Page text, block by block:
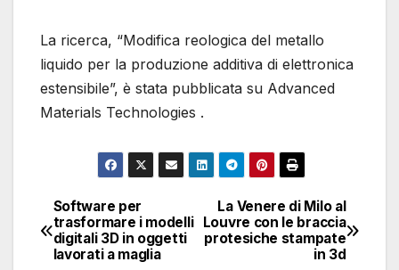
La ricerca, “Modifica reologica del metallo
liquido per la produzione additiva di elettronica
estensibile”, è stata pubblicata su Advanced
Materials Technologies .
Navigazione
articoli
La Venere di Milo al
Louvre con le braccia
protesiche stampate
in 3d
Software per
trasformare i modelli
digitali 3D in oggetti
lavorati a maglia